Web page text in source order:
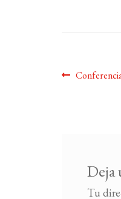
Anterior:
Deja
Tu